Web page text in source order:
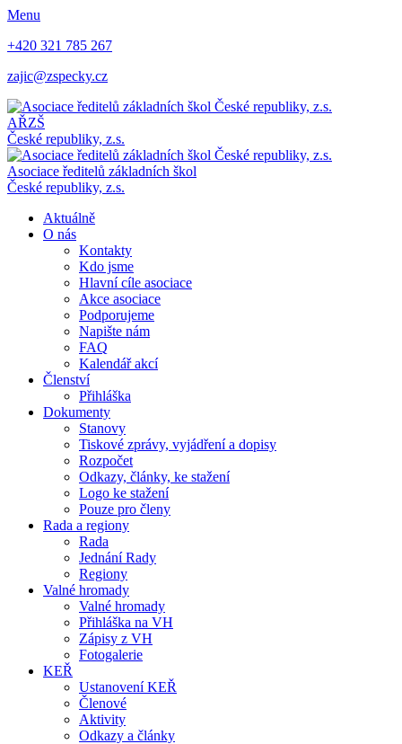
Menu
+420 321 785 267
zajic@zspecky.cz
AŘZŠ
České republiky, z.s.
Asociace ředitelů základních škol
České republiky, z.s.
Aktuálně
O nás
Kontakty
Kdo jsme
Hlavní cíle asociace
Akce asociace
Podporujeme
Napište nám
FAQ
Kalendář akcí
Členství
Přihláška
Dokumenty
Stanovy
Tiskové zprávy, vyjádření a dopisy
Rozpočet
Odkazy, články, ke stažení
Logo ke stažení
Pouze pro členy
Rada a regiony
Rada
Jednání Rady
Regiony
Valné hromady
Valné hromady
Přihláška na VH
Zápisy z VH
Fotogalerie
KEŘ
Ustanovení KEŘ
Členové
Aktivity
Odkazy a články